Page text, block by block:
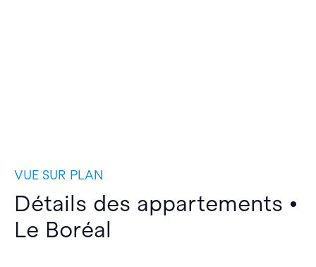
VUE SUR PLAN
Détails des appartements •
Le Boréal